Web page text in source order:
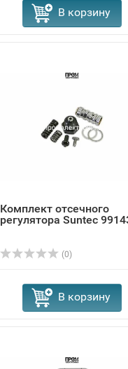
В корзину
Комплект отсечного
регулятора Suntec
(0)
В корзину